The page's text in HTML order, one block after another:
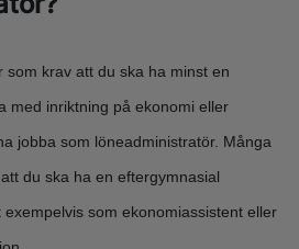
som krav att du ska ha minst en
med inriktning på ekonomi eller
jobba som löneadministratör. Många
du ska ha en eftergymnasial
som ekonomiassistent eller